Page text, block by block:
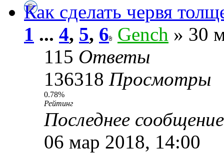
Как сделать червя
1 ... 4, 5, 6 Gench » 30
115 Ответы
136318 Просмотры
0.78%
Рейтинг
Последнее
06 мар 2018, 14:00